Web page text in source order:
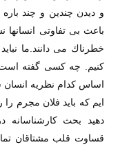
و ديدن چندين و چند
باعث بى تفاوتى
خطرناك مى دانند.ما
کنیم. چه کسی گفته
اساس کدام نظریه انسان
ایم که باید فلان مجرم
دهید بحث کارشناسانه
قساوت قلب مشتاقان